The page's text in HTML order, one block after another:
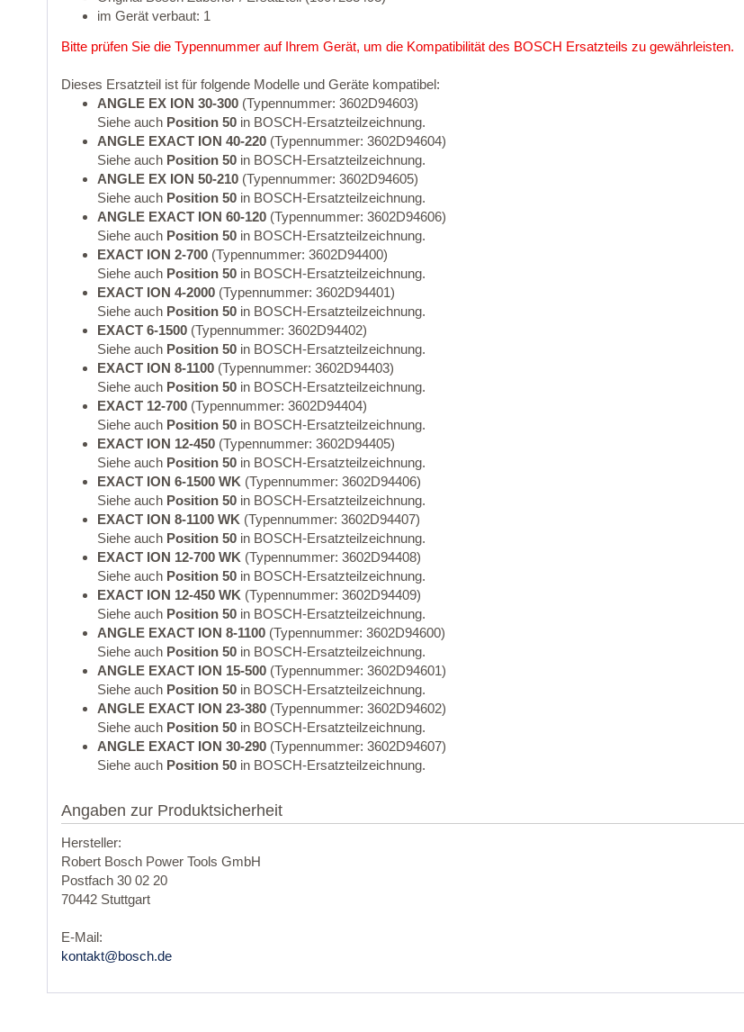
im Gerät verbaut: 1
Bitte prüfen Sie die Typennummer auf Ihrem Gerät, um die Kompatibilität des BOSCH Ersatzteils zu gewährleisten.
Dieses Ersatzteil ist für folgende Modelle und Geräte kompatibel:
ANGLE EX ION 30-300 (Typennummer: 3602D94603)
Siehe auch Position 50 in BOSCH-Ersatzteilzeichnung.
ANGLE EXACT ION 40-220 (Typennummer: 3602D94604)
Siehe auch Position 50 in BOSCH-Ersatzteilzeichnung.
ANGLE EX ION 50-210 (Typennummer: 3602D94605)
Siehe auch Position 50 in BOSCH-Ersatzteilzeichnung.
ANGLE EXACT ION 60-120 (Typennummer: 3602D94606)
Siehe auch Position 50 in BOSCH-Ersatzteilzeichnung.
EXACT ION 2-700 (Typennummer: 3602D94400)
Siehe auch Position 50 in BOSCH-Ersatzteilzeichnung.
EXACT ION 4-2000 (Typennummer: 3602D94401)
Siehe auch Position 50 in BOSCH-Ersatzteilzeichnung.
EXACT 6-1500 (Typennummer: 3602D94402)
Siehe auch Position 50 in BOSCH-Ersatzteilzeichnung.
EXACT ION 8-1100 (Typennummer: 3602D94403)
Siehe auch Position 50 in BOSCH-Ersatzteilzeichnung.
EXACT 12-700 (Typennummer: 3602D94404)
Siehe auch Position 50 in BOSCH-Ersatzteilzeichnung.
EXACT ION 12-450 (Typennummer: 3602D94405)
Siehe auch Position 50 in BOSCH-Ersatzteilzeichnung.
EXACT ION 6-1500 WK (Typennummer: 3602D94406)
Siehe auch Position 50 in BOSCH-Ersatzteilzeichnung.
EXACT ION 8-1100 WK (Typennummer: 3602D94407)
Siehe auch Position 50 in BOSCH-Ersatzteilzeichnung.
EXACT ION 12-700 WK (Typennummer: 3602D94408)
Siehe auch Position 50 in BOSCH-Ersatzteilzeichnung.
EXACT ION 12-450 WK (Typennummer: 3602D94409)
Siehe auch Position 50 in BOSCH-Ersatzteilzeichnung.
ANGLE EXACT ION 8-1100 (Typennummer: 3602D94600)
Siehe auch Position 50 in BOSCH-Ersatzteilzeichnung.
ANGLE EXACT ION 15-500 (Typennummer: 3602D94601)
Siehe auch Position 50 in BOSCH-Ersatzteilzeichnung.
ANGLE EXACT ION 23-380 (Typennummer: 3602D94602)
Siehe auch Position 50 in BOSCH-Ersatzteilzeichnung.
ANGLE EXACT ION 30-290 (Typennummer: 3602D94607)
Siehe auch Position 50 in BOSCH-Ersatzteilzeichnung.
Angaben zur Produktsicherheit
Hersteller:
Robert Bosch Power Tools GmbH
Postfach 30 02 20
70442 Stuttgart
E-Mail:
kontakt@bosch.de